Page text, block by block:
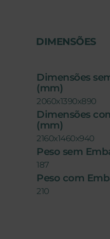
DIMENSÕES
Dimensões
(mm)
2060x1390x890
Dimensões
(mm)
2160x1460x940
Peso sem
187
Peso com
210